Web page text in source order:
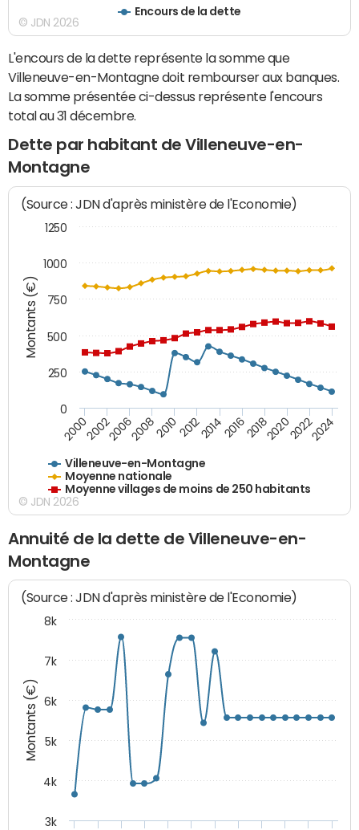
Encours de la dette
© JDN 2026
L'encours de la dette représente la somme que
Villeneuve-en-Montagne doit rembourser aux banques.
La somme présentée ci-dessus représente l'encours
total au 31 décembre.
Dette par habitant de Villeneuve-en-
Montagne
Montants (€)
(Source : JDN d'après ministère de l'Economie)
Villeneuve-en-Montagne
Moyenne nationale
Moyenne villages de moins de 250 habitants
200020022006200820102012201420162018202020222024
0
250
500
750
1000
1250
© JDN 2026
Annuité de la dette de Villeneuve-en-
Montagne
Montants (€)
(Source : JDN d'après ministère de l'Economie)
3k
4k
5k
6k
7k
8k